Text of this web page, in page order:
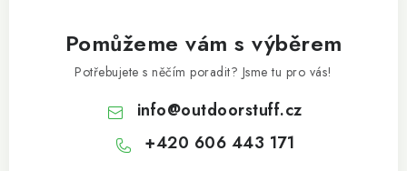
Pomůžeme vám s výběrem
Potřebujete s něčím poradit? Jsme tu pro vás!
info@outdoorstuff.cz
+420 606 443 171